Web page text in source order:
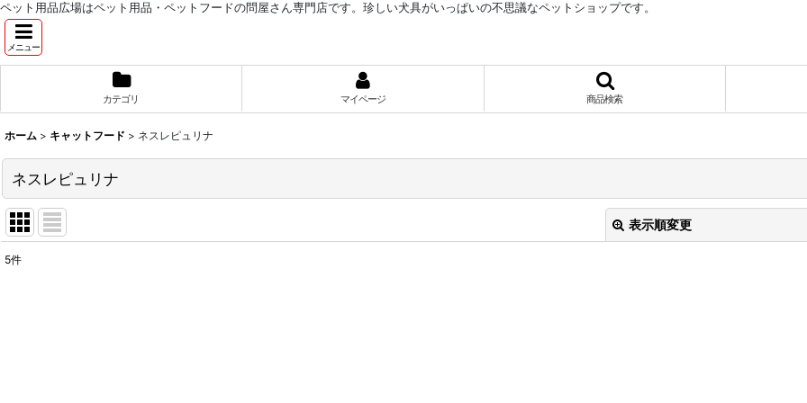
ペット用品広場はペット用品・ペットフードの問屋さん専門店です。珍しい犬具がいっぱいの不思議なペットショップです。
メニュー
カテゴリ マイページ 商品検索
ホーム > キャットフード > ネスレピュリナ
ネスレピュリナ
表示順変更
5件